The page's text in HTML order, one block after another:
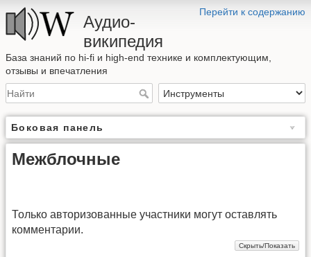
Перейти к содержанию
Аудио-
википедия
База знаний по hi-fi и high-end технике и комплектующим,
отзывы и впечатления
Боковая панель
Межблочные
Только авторизованные участники могут оставлять
комментарии.